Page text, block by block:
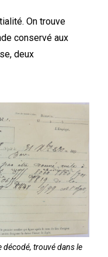
On trouve
conservé aux
deux
décodé, trouvé dans le